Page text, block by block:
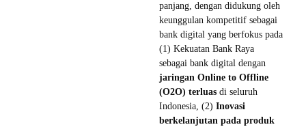
panjang, dengan didukung oleh
keunggulan kompetitif sebagai
bank digital yang berfokus pada
(1) Kekuatan Bank Raya
sebagai bank digital dengan
jaringan Online to Offline
(O2O) terluas di seluruh
Indonesia, (2) Inovasi
berkelanjutan pada produk